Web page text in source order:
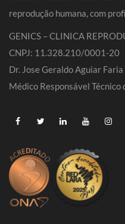
reprodução humana, com
GENICS – CLINICA
CNPJ: 11.328.210/0001-20
Dr. Jose Geraldo Aguiar
Médico Responsável Técnico